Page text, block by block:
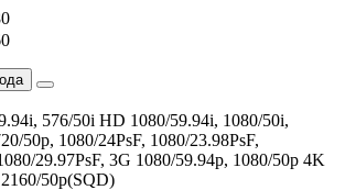
576/50i HD 1080/59.94i, 1080/50i,
50p, 1080/24PsF, 1080/23.98PsF,
29.97PsF, 3G 1080/59.94p, 1080/50p 4K
50p(SQD)